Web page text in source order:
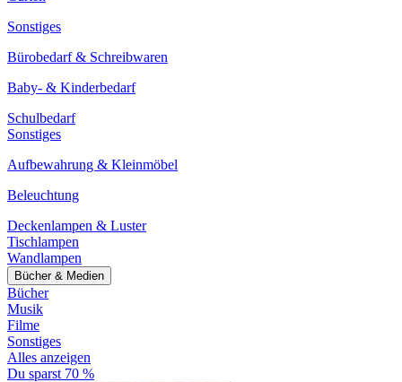
Sonstiges
Bürobedarf & Schreibwaren
Baby- & Kinderbedarf
Schulbedarf
Sonstiges
Aufbewahrung & Kleinmöbel
Beleuchtung
Deckenlampen & Luster
Tischlampen
Wandlampen
Bücher & Medien
Bücher
Musik
Filme
Sonstiges
Alles anzeigen
Du sparst 70 %